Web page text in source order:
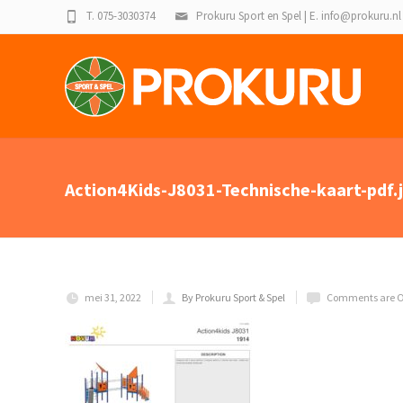
Prokuru Sport en Spel | E. info@prokuru.nl
T. 075-3030374
Action4Kids-J8031-Technische-kaart-
mei 31, 2022 By Prokuru Sport & Spel Comments are